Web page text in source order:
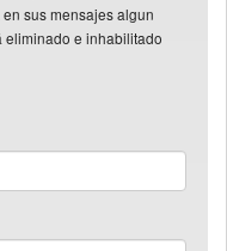
sus mensajes algun
eliminado e inhabilitado